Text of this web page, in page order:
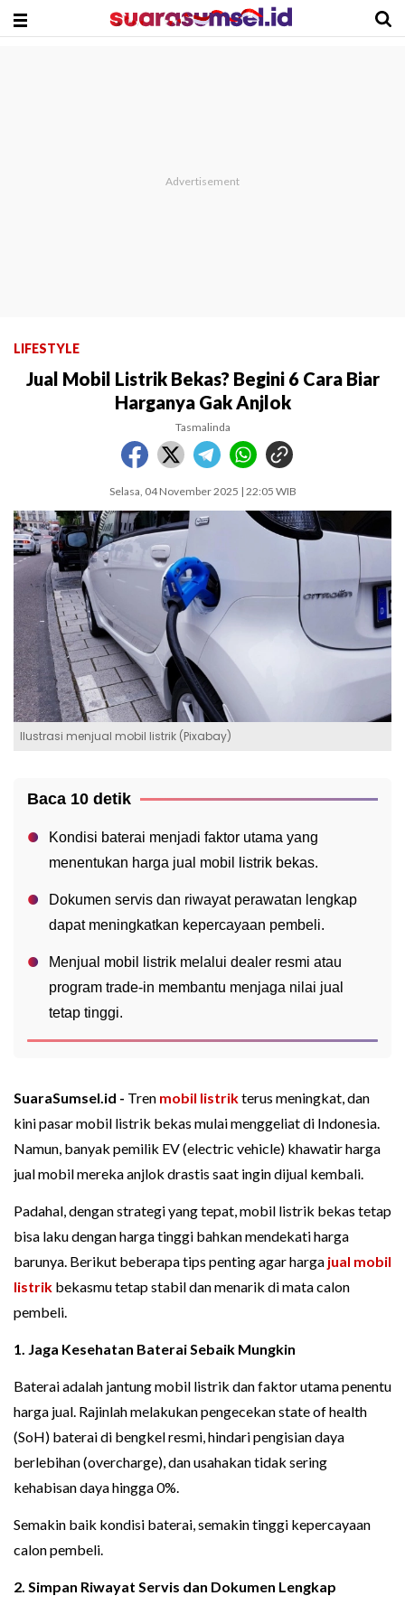
LIFESTYLE
Jual Mobil Listrik Bekas? Begini 6 Cara Biar
Harganya Gak Anjlok
Tasmalinda
Selasa, 04 November 2025 | 22:05 WIB
Ilustrasi menjual mobil listrik (Pixabay)
Baca 10 detik
Kondisi baterai menjadi faktor utama yang
menentukan harga jual mobil listrik bekas.
Dokumen servis dan riwayat perawatan lengkap
dapat meningkatkan kepercayaan pembeli.
Menjual mobil listrik melalui dealer resmi atau
program trade-in membantu menjaga nilai jual
tetap tinggi.
SuaraSumsel.id - Tren mobil listrikterus meningkat, dan
kini pasar mobil listrik bekas mulai menggeliat di Indonesia.
Namun, banyak pemilik EV (electric vehicle) khawatir harga
jual mobil mereka anjlok drastis saat ingin dijual kembali.
Padahal, dengan strategi yang tepat, mobil listrik bekas tetap
bisa laku dengan harga tinggi bahkan mendekati harga
barunya. Berikut beberapa tips penting agar harga jual mobil
listrik bekasmu tetap stabil dan menarik di mata calon
pembeli.
1. Jaga Kesehatan Baterai Sebaik Mungkin
Baterai adalah jantung mobil listrik dan faktor utama penentu
harga jual. Rajinlah melakukan pengecekan state of health
(SoH) baterai di bengkel resmi, hindari pengisian daya
berlebihan (overcharge), dan usahakan tidak sering
kehabisan daya hingga 0%.
Semakin baik kondisi baterai, semakin tinggi kepercayaan
calon pembeli.
2. Simpan Riwayat Servis dan Dokumen Lengkap